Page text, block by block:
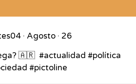
04 · Agosto · 26
🇦🇷⁣ ⁣ #actualidad #política
#pictoline